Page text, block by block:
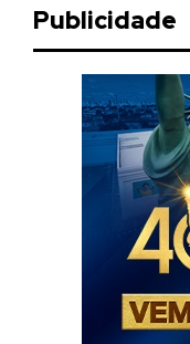
Publicidade